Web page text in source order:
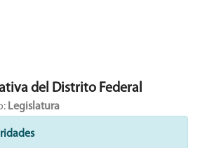
del Distrito Federal
Legislatura